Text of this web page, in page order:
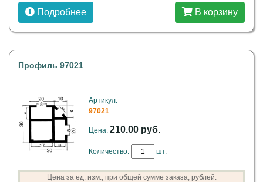
Подробнее В корзину
Профиль 97021
Артикул:
97021
Цена: 210.00 руб.
Количество: шт.
Цена за ед. изм., при общей сумме заказа, рублей: